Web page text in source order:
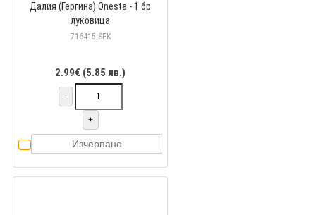
Далия (Гергина) Onesta - 1 бр
луковицa
716415-SEK
2.99€ (5.85 лв.)
-
+
Изчерпано